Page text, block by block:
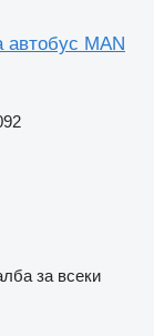
автобус MAN
за всеки